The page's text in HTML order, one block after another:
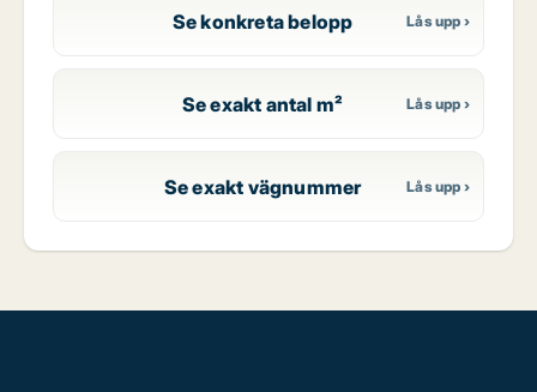
Se konkreta belopp
Se exakt antal m²
Se exakt vägnummer